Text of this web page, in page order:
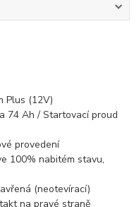
Plus (12V)
74 Ah / Startovací proud
provedení
100% nabitém stavu,
(neotevírací)
na pravé straně